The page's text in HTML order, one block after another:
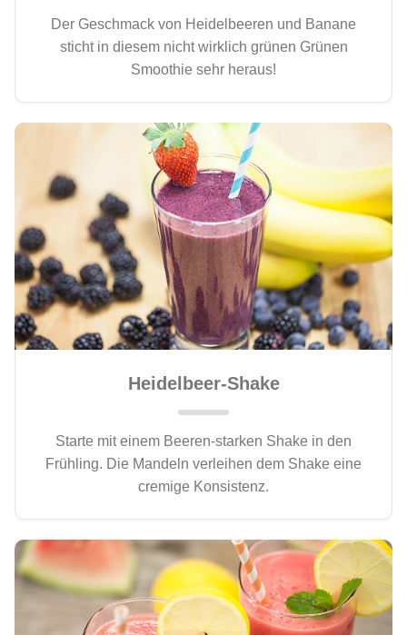
Der Geschmack von Heidelbeeren und Banane
sticht in diesem nicht wirklich grünen Grünen
Smoothie sehr heraus!
Heidelbeer-Shake
Starte mit einem Beeren-starken Shake in den
Frühling. Die Mandeln verleihen dem Shake eine
cremige Konsistenz.